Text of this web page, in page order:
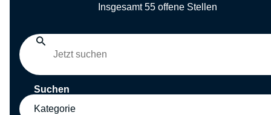
Insgesamt 55 offene Stellen
Suchen
Kategorie